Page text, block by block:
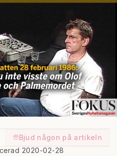
Bjud någon på artikeln
2020-02-28